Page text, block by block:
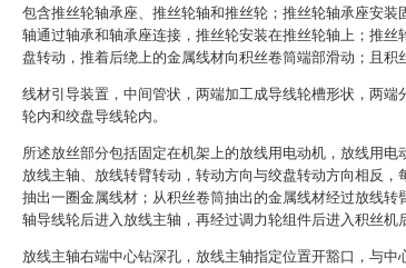
包含推丝轮轴承座、推丝轮轴和推丝轮；推丝轮轴承座安装
轴通过轴承和轴承座连接，推丝轮安装在推丝轮轴上；推丝
盘转动，推着后绕上的金属线材向积丝卷筒端部滑动；且积
线材引导装置，中间管状，两端加工成导线轮槽形状，两端
轮内和绞盘导线轮内。
所述放丝部分包括固定在机架上的放线用电动机，放线用电
放线主轴、放线转臂转动，转动方向与绞盘转动方向相反，
抽出一圈金属线材；从积丝卷筒抽出的金属线材经过放线转
轴导线轮后进入放线主轴，再经过调力轮组件后进入积丝机
放线主轴右端中心钻深孔，放线主轴指定位置开豁口，与中